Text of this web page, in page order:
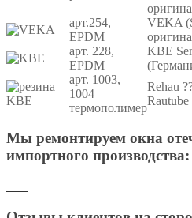
арт.254,
EPDM
VEKA
арт. 228,
EPDM
KBE
арт. 1003,
1004
термополимер
Rehau
Rautube
Мы ремонтируем окна
импортного производства: